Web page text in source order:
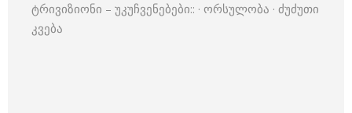
ტრივიზიონი – უკუჩვენებები:: · ორსულობა · ძუძუთი
კვება